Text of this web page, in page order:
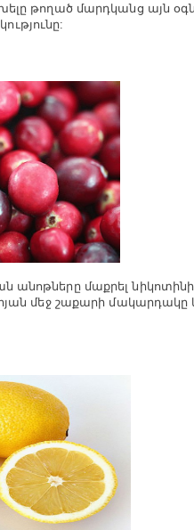
թողած մարդկանց այն
անոթները մաքրել
մեջ շաքարի մակարդակը